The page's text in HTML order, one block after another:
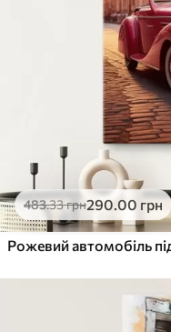
483.33грн290.00 грн